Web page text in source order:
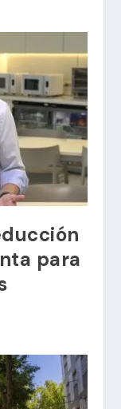
para